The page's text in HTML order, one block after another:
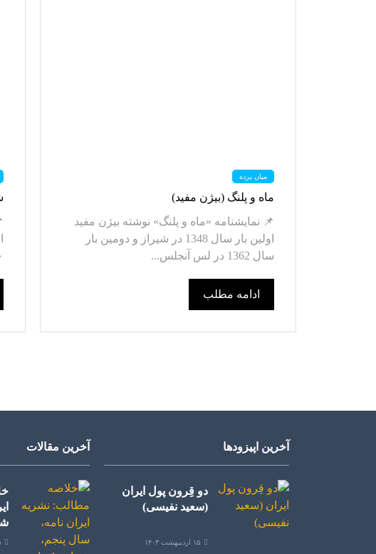
میان پرده
ماه و پلنگ (بیژن مفید)
📌 نمایشنامه «ماه و پلنگ» نوشته بیژن مفید
اولین بار سال 1348 در شیراز و دومین بار
سال 1362 در لس آنجلس...
ادامه مطلب
آخرین اپیزودها
دو قِرون پول ایران
(سعید نفیسی)
۱۵ اردیبهشت ۱۴۰۳
آخرین مقالات